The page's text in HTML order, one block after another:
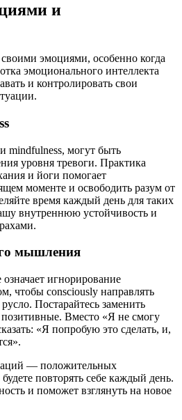
и
эмоциями, особенно когда
эмоционального интеллекта
и контролировать свои
mindfulness, могут быть
уровня тревоги. Практика
и йоги помогает
моменте и освободить разум от
время каждый день для таких
внутреннюю устойчивость и
мышления
игнорирование
чтобы consciously направлять
Постарайтесь заменить
Вместо «Я не смогу
«Я попробую это сделать, и,
— положительных
повторять себе каждый день.
и поможет взглянуть на новое